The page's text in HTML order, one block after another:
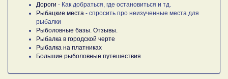
Дороги - Как добраться, где остановиться и тд.
Рыбацкие места - спросить про неизученные места для
рыбалки
Рыболовные базы. Отзывы.
Рыбалка в городской черте
Рыбалка на платниках
Большие рыболовные путешествия